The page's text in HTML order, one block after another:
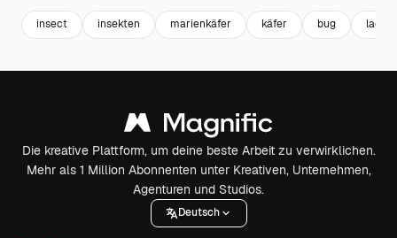
insect insekten marienkäfer käfer bug
Die kreative Plattform, um deine beste Arbeit zu verwirklichen.
Mehr als 1 Million Abonnenten unter Kreativen, Unternehmen,
Agenturen und Studios.
Deutsch